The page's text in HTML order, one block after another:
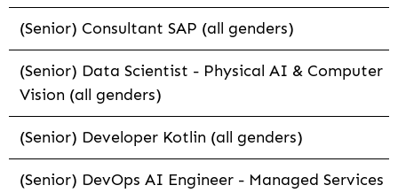
(Senior) Consultant SAP (all genders)
(Senior) Data Scientist - Physical AI & Computer
Vision (all genders)
(Senior) Developer Kotlin (all genders)
(Senior) DevOps AI Engineer - Managed Services